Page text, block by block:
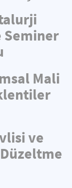
Seminer
Mali
ve